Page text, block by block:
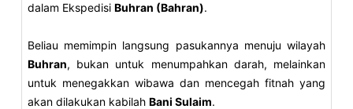
dalam Ekspedisi Buhran (Bahran).
Beliau memimpin langsung pasukannya menuju wilayah
Buhran, bukan untuk menumpahkan darah, melainkan
untuk menegakkan wibawa dan mencegah fitnah yang
akan dilakukan kabilah Bani Sulaim.